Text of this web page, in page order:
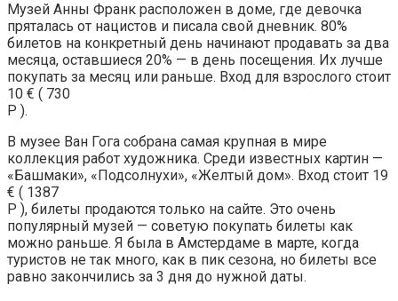
Музей Анны Франк расположен в доме, где девочка
пряталась от нацистов и писала свой дневник. 80%
билетов на конкретный день начинают продавать за два
месяца, оставшиеся 20% — в день посещения. Их лучше
покупать за месяц или раньше. Вход для взрослого стоит
10 € ( 730
Р ).
В музее Ван Гога собрана самая крупная в мире
коллекция работ художника. Среди известных картин —
«Башмаки», «Подсолнухи», «Желтый дом». Вход стоит 19
€ ( 1387
Р ), билеты продаются только на сайте. Это очень
популярный музей — советую покупать билеты как
можно раньше. Я была в Амстердаме в марте, когда
туристов не так много, как в пик сезона, но билеты все
равно закончились за 3 дня до нужной даты.